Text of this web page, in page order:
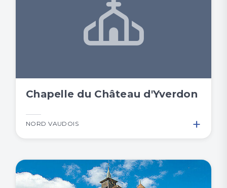
Chapelle du Château d'Yverdon
NORD VAUDOIS +